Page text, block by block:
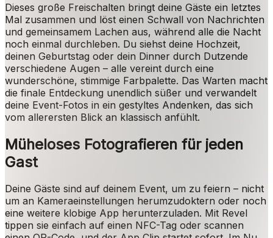
Dieses große Freischalten bringt deine Gäste ein letztes
Mal zusammen und löst einen Schwall von Nachrichten
und gemeinsamem Lachen aus, während alle die Nacht
noch einmal durchleben. Du siehst deine Hochzeit,
deinen Geburtstag oder dein Dinner durch Dutzende
verschiedene Augen – alle vereint durch eine
wunderschöne, stimmige Farbpalette. Das Warten macht
die finale Entdeckung unendlich süßer und verwandelt
deine Event-Fotos in ein gestyltes Andenken, das sich
vom allerersten Blick an klassisch anfühlt.
Müheloses Fotografieren für jeden
Gast
Deine Gäste sind auf deinem Event, um zu feiern – nicht
um an Kameraeinstellungen herumzudoktern oder noch
eine weitere klobige App herunterzuladen. Mit Revel
tippen sie einfach auf einen NFC-Tag oder scannen